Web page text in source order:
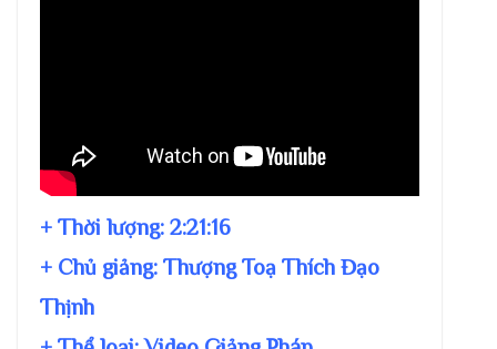
+ Thời lượng: 2:21:16
+ Chủ giảng: Thượng Toạ Thích Đạo
Thịnh